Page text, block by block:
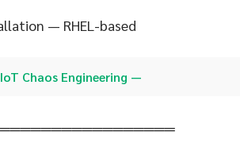
— RHEL-based
Chaos Engineering —